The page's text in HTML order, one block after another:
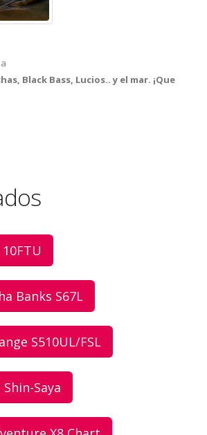
Black Bass, Lucios.. y el mar. ¡Que
Banks S67L
S510UL/FSL
Saya